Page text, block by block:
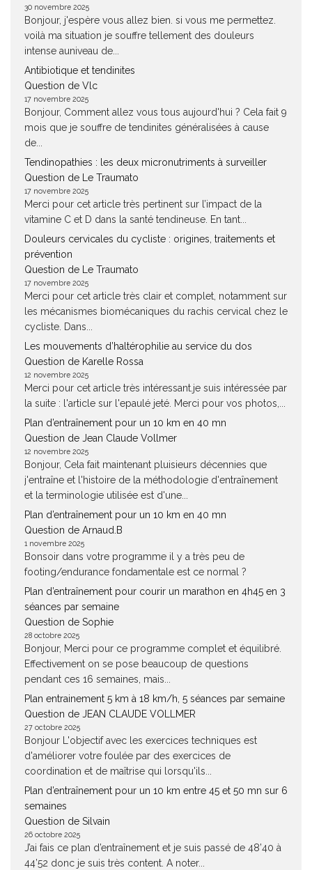
30 novembre 2025
Bonjour, j'espère vous allez bien. si vous me permettez.
voilà ma situation je souffre tellement des douleurs
intense auniveau de...
Antibiotique et tendinites
Question de Vlc
17 novembre 2025
Bonjour, Comment allez vous tous aujourd'hui ? Cela fait 9
mois que je souffre de tendinites généralisées à cause
de...
Tendinopathies : les deux micronutriments à surveiller
Question de Le Traumato
17 novembre 2025
Merci pour cet article très pertinent sur l’impact de la
vitamine C et D dans la santé tendineuse. En tant...
Douleurs cervicales du cycliste : origines, traitements et
prévention
Question de Le Traumato
17 novembre 2025
Merci pour cet article très clair et complet, notamment sur
les mécanismes biomécaniques du rachis cervical chez le
cycliste. Dans...
Les mouvements d’haltérophilie au service du dos
Question de Karelle Rossa
12 novembre 2025
Merci pour cet article très intéressant.je suis intéressée par
la suite : l'article sur l'epaulé jeté. Merci pour vos photos,...
Plan d’entraînement pour un 10 km en 40 mn
Question de Jean Claude Vollmer
12 novembre 2025
Bonjour, Cela fait maintenant pluisieurs décennies que
j'entraîne et l'histoire de la méthodologie d'entraînement
et la terminologie utilisée est d'une...
Plan d’entraînement pour un 10 km en 40 mn
Question de Arnaud.B
1 novembre 2025
Bonsoir dans votre programme il y a très peu de
footing/endurance fondamentale est ce normal ?
Plan d’entraînement pour courir un marathon en 4h45 en 3
séances par semaine
Question de Sophie
28 octobre 2025
Bonjour, Merci pour ce programme complet et équilibré.
Effectivement on se pose beaucoup de questions
pendant ces 16 semaines, mais...
Plan entrainement 5 km à 18 km/h, 5 séances par semaine
Question de JEAN CLAUDE VOLLMER
27 octobre 2025
Bonjour L'objectif avec les exercices techniques est
d'améliorer votre foulée par des exercices de
coordination et de maîtrise qui lorsqu'ils...
Plan d’entraînement pour un 10 km entre 45 et 50 mn sur 6
semaines
Question de Silvain
26 octobre 2025
J’ai fais ce plan d’entraînement et je suis passé de 48’40 à
44’52 donc je suis très content. A noter...